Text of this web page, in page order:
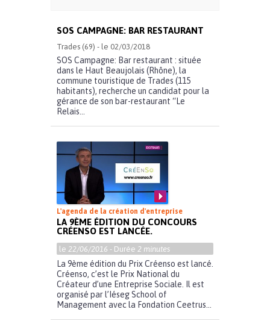
SOS CAMPAGNE: BAR RESTAURANT
Trades (69) - le 02/03/2018
SOS Campagne: Bar restaurant : située
dans le Haut Beaujolais (Rhône), la
commune touristique de Trades (115
habitants), recherche un candidat pour la
gérance de son bar-restaurant “Le
Relais...
L'agenda de la création d'entreprise
LA 9ÈME ÉDITION DU CONCOURS
CRÉENSO EST LANCÉE.
le 22/06/2016 - Durée 2 minutes
La 9ème édition du Prix Créenso est lancé.
Créenso, c’est le Prix National du
Créateur d’une Entreprise Sociale. Il est
organisé par l’Iéseg School of
Management avec la Fondation Ceetrus...